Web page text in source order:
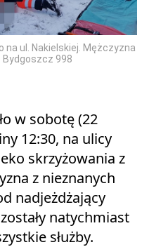
na ul. Nakielskiej. Mężczyzna
Bydgoszcz 998
w sobotę (22
12:30, na ulicy
skrzyżowania z
z nieznanych
nadjeżdżający
natychmiast
służby.